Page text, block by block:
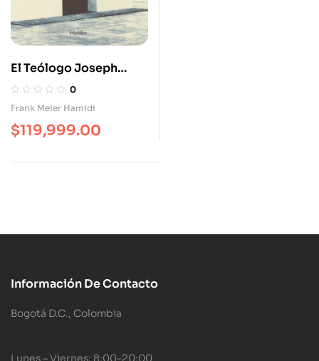
El Teólogo Joseph
Ratzinger 0
Frank Meier Hamidi
$119,999.00
Información De Contacto
Bogotá D.C., Colombia
Lunes – Viernes: 8:00-20:00